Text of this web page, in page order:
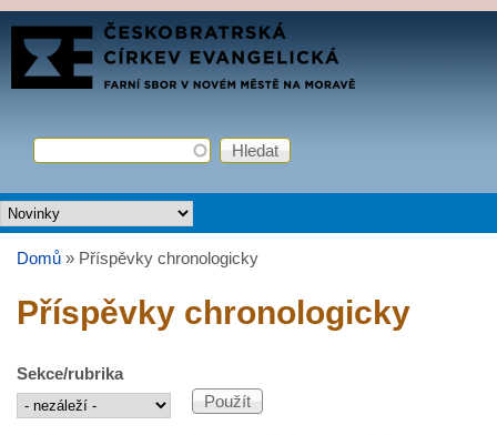
Přejít k hlavnímu obsahu
FARNÍ
SBOR
Vyhledávání
Hledat
Hlavní menu
Jste zde
Domů » Příspěvky chronologicky
Příspěvky chronologicky
Sekce/rubrika